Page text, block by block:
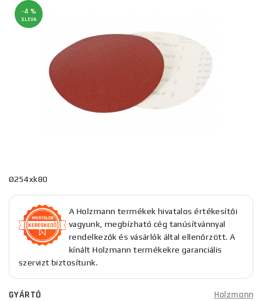
-4 %
SLEVA
Ø254xk80
A Holzmann termékek hivatalos értékesítői
vagyunk, megbízható cég tanúsítvánnyal
rendelkezők és vásárlók által ellenőrzött. A
kínált Holzmann termékekre garanciális
szervizt biztosítunk.
GYÁRTÓ
Holzmann